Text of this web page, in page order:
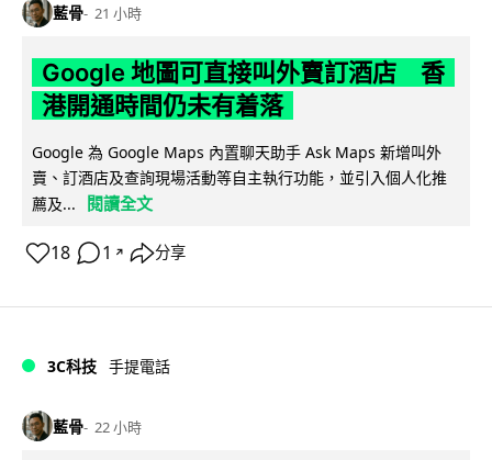
藍骨 21 小時
Google 地圖可直接叫外賣訂酒店 香
港開通時間仍未有着落
Google 為 Google Maps 內置聊天助手 Ask Maps 新增叫外
賣、訂酒店及查詢現場活動等自主執行功能，並引入個人化推
薦及...
閱讀全文
18 1 ↗ 分享
3C科技 手提電話
藍骨 22 小時